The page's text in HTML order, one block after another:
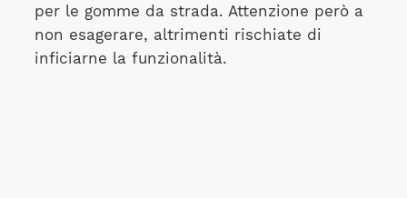
per le gomme da strada. Attenzione però a
non esagerare, altrimenti rischiate di
inficiarne la funzionalità.